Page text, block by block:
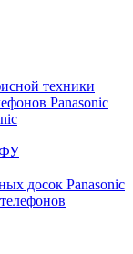
техники
Panasonic
досок Panasonic